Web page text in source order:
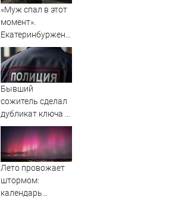
каждое утро?
«Муж спал в этот
момент».
Екатеринбурженку
нашли мертвой у
подъезда ее дома
Бывший
сожитель сделал
дубликат ключа и
обокрал уфимку
Лето провожает
штормом:
календарь